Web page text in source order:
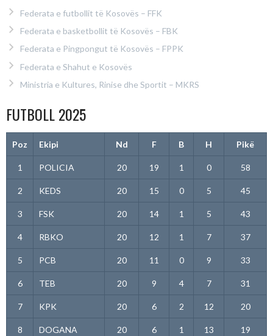
Federata e futbollit të Kosovës – FFK
Federata e basketbollit të Kosovës – FBK
Federata e Pingpongut të Kosovës – FPPK
Federata e Shahut e Kosovës
Ministria e Kultures, Rinise dhe Sportit – MKRS
FUTBOLL 2025
Poz Ekipi Nd F B H Pikë
1 POLICIA 20 19 1 0 58
2 KEDS 20 15 0 5 45
3 FSK 20 14 1 5 43
4 RBKO 20 12 1 7 37
5 PCB 20 11 0 9 33
6 TEB 20 9 4 7 31
7 KPK 20 6 2 12 20
8 DOGANA 20 6 1 13 19